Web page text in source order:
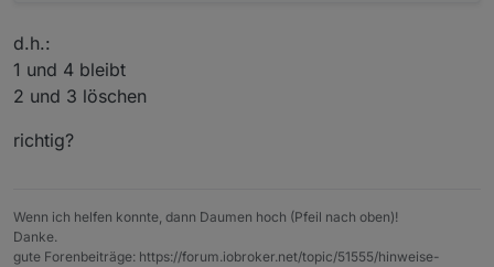
d.h.:
1 und 4 bleibt
2 und 3 löschen
richtig?
Wenn ich helfen konnte, dann Daumen hoch (Pfeil nach oben)!
Danke.
gute Forenbeiträge: https://forum.iobroker.net/topic/51555/hinweise-